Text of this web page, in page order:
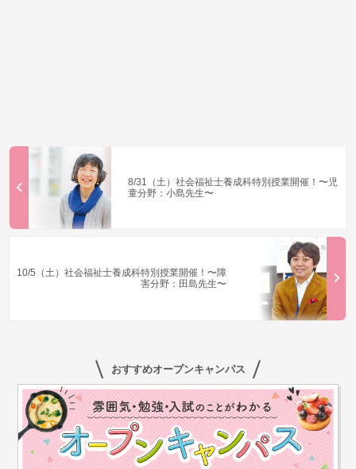
8/31（土）社会福祉士養成科特別授業開催！〜児
童分野：小島先生〜
10/5（土）社会福祉士養成科特別授業開催！〜障
害分野：田島先生〜
おすすめオープンキャンパス